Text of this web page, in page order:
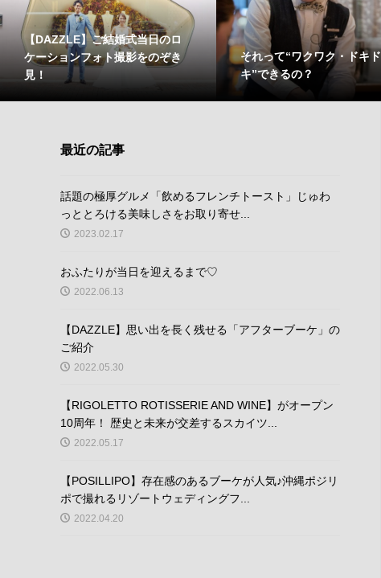
【DAZZLE】ご結婚式当日のロ
ケーションフォト撮影をのぞき
見！
それって“ワクワク・ドキド
キ”できるの？
最近の記事
話題の極厚グルメ「飲めるフレンチトースト」じゅわ
っととろける美味しさをお取り寄せ...
2023.02.17
おふたりが当日を迎えるまで♡
2022.06.13
【DAZZLE】思い出を長く残せる「アフターブーケ」の
ご紹介
2022.05.30
【RIGOLETTO ROTISSERIE AND WINE】がオープン
10周年！ 歴史と未来が交差するスカイツ...
2022.05.17
【POSILLIPO】存在感のあるブーケが人気♪沖縄ポジリ
ポで撮れるリゾートウェディングフ...
2022.04.20